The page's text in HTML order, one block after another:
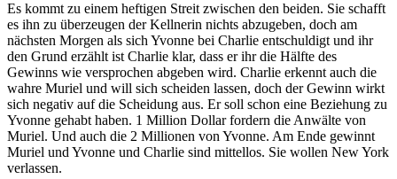
Es kommt zu einem heftigen Streit zwischen den beiden. Sie schafft
es ihn zu überzeugen der Kellnerin nichts abzugeben, doch am
nächsten Morgen als sich Yvonne bei Charlie entschuldigt und ihr
den Grund erzählt ist Charlie klar, dass er ihr die Hälfte des
Gewinns wie versprochen abgeben wird. Charlie erkennt auch die
wahre Muriel und will sich scheiden lassen, doch der Gewinn wirkt
sich negativ auf die Scheidung aus. Er soll schon eine Beziehung zu
Yvonne gehabt haben. 1 Million Dollar fordern die Anwälte von
Muriel. Und auch die 2 Millionen von Yvonne. Am Ende gewinnt
Muriel und Yvonne und Charlie sind mittellos. Sie wollen New York
verlassen.